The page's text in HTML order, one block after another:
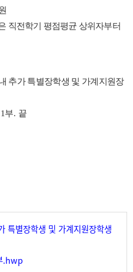
직전학기 평점평균 상위자부터
추가 특별장학생 및 가계지원장
부. 끝
특별장학생 및 가계지원장학생
.hwp